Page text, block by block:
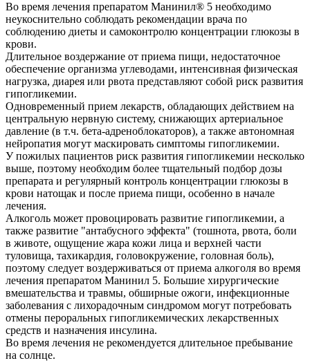
Во время лечения препаратом Манинил® 5 необходимо
неукоснительно соблюдать рекомендации врача по
соблюдению диеты и самоконтролю концентрации глюкозы в
крови.
Длительное воздержание от приема пищи, недостаточное
обеспечение организма углеводами, интенсивная физическая
нагрузка, диарея или рвота представляют собой риск развития
гипогликемии.
Одновременный прием лекарств, обладающих действием на
центральную нервную систему, снижающих артериальное
давление (в т.ч. бета-адреноблокаторов), а также автономная
нейропатия могут маскировать симптомы гипогликемии.
У пожилых пациентов риск развития гипогликемии несколько
выше, поэтому необходим более тщательный подбор дозы
препарата и регулярный контроль концентрации глюкозы в
крови натощак и после приема пищи, особенно в начале
лечения.
Алкоголь может провоцировать развитие гипогликемии, а
также развитие "антабусного эффекта" (тошнота, рвота, боли
в животе, ощущение жара кожи лица и верхней части
туловища, тахикардия, головокружение, головная боль),
поэтому следует воздерживаться от приема алкоголя во время
лечения препаратом Манинил 5. Большие хирургические
вмешательства и травмы, обширные ожоги, инфекционные
заболевания с лихорадочным синдромом могут потребовать
отмены пероральных гипогликемических лекарственных
средств и назначения инсулина.
Во время лечения не рекомендуется длительное пребывание
на солнце.